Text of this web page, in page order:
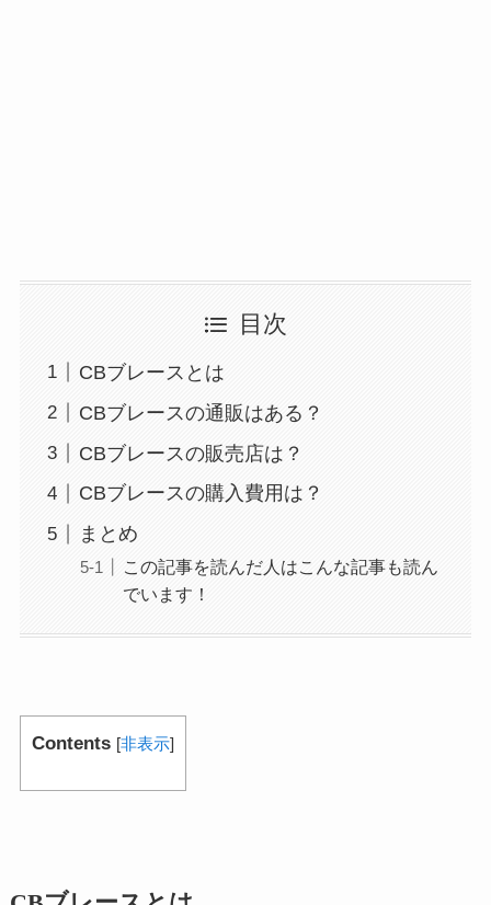
目次
CBブレースとは
CBブレースの通販はある？
CBブレースの販売店は？
CBブレースの購入費用は？
まとめ
この記事を読んだ人はこんな記事も読ん
でいます！
Contents [非表示]